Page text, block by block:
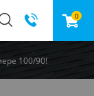
0
100/90!